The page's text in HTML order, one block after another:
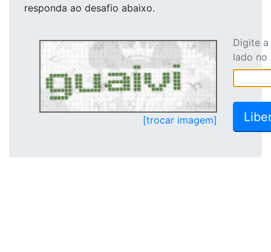
responda ao desafio abaixo.
[trocar imagem]
Digite
lado no